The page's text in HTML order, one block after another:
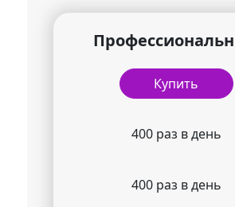
Купить
400 раз в день
400 раз в день